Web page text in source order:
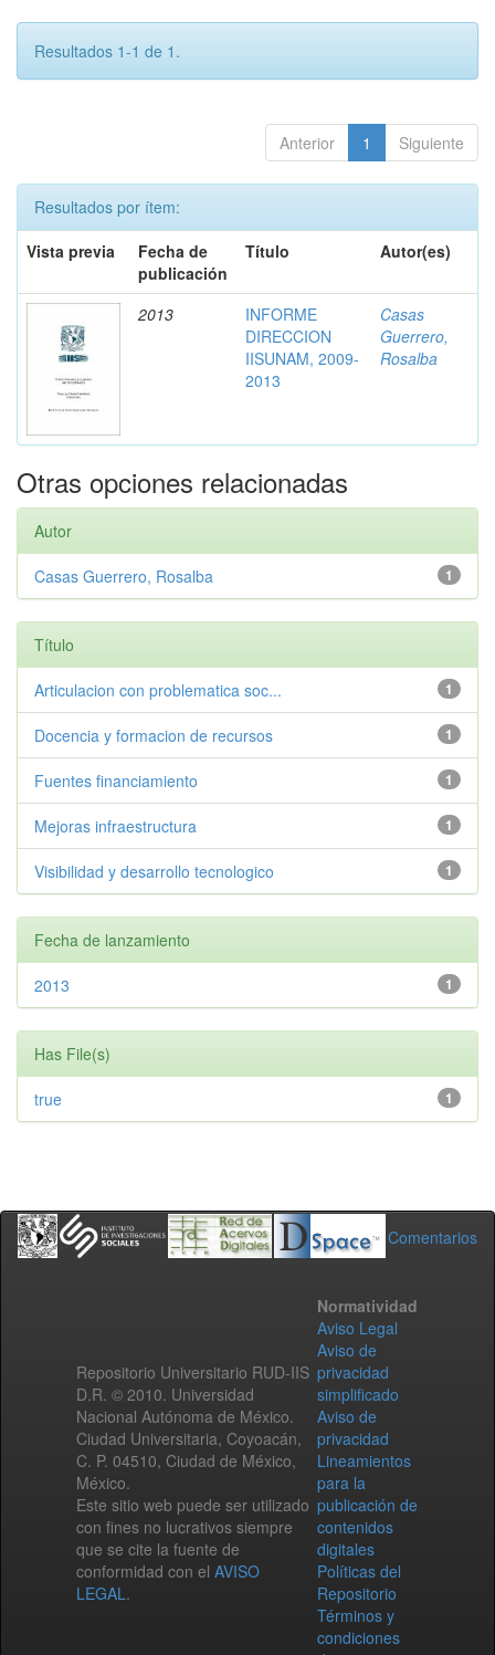
Resultados 1-1 de 1.
Anterior 1 Siguiente
Resultados por ítem:
Vista previa
Fecha de
publicación
Título Autor(es)
2013
INFORME
DIRECCION
IISUNAM, 2009-
2013
Casas
Guerrero,
Rosalba
Otras opciones relacionadas
Autor
1
Casas Guerrero, Rosalba
Título
1
Articulacion con problematica soc...
1
Docencia y formacion de recursos
1
Fuentes financiamiento
1
Mejoras infraestructura
1
Visibilidad y desarrollo tecnologico
Fecha de lanzamiento
1
2013
Has File(s)
1
true
Comentarios
Repositorio Universitario RUD-IIS
D.R. © 2010. Universidad
Nacional Autónoma de México.
Ciudad Universitaria, Coyoacán,
C. P. 04510, Ciudad de México,
México.
Este sitio web puede ser utilizado
con fines no lucrativos siempre
que se cite la fuente de
conformidad con el AVISO
LEGAL.
Normatividad
Aviso Legal
Aviso de
privacidad
simplificado
Aviso de
privacidad
Lineamientos
para la
publicación de
contenidos
digitales
Políticas del
Repositorio
Términos y
condiciones